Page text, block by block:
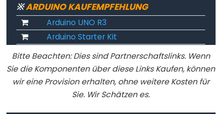
Stream.read()
Stream.readBytes()
Stream.readBytesUntil()
Stream.readString()
Stream.readStringUntil()
Stream.setTimeout()
※ARDUINO KAUFEMPFEHLUNG
Arduino UNO R3
Arduino Starter Kit
Bitte Beachten: Dies sind Partnerschaftslinks. Wenn
Sie die Komponenten über diese Links Kaufen, können
wir eine Provision erhalten, ohne weitere Kosten für
Sie. Wir Schätzen es.